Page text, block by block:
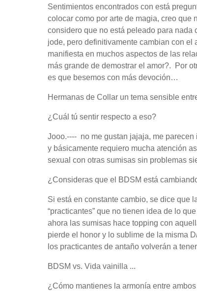
Sentimientos encontrados con está
colocar como por arte de magia, creo que
considero que no está peleado para nada
jode, pero definitivamente cambian con el
manifiesta en muchos aspectos de las
más grande de demostrar el amor?. Por
es que besemos con más devoción…
Hermanas de Collar un tema sensible
¿Cuál tú sentir respecto a eso?
Jooo.---- no me gustan jajaja, me
y básicamente requiero mucha atención
sexual con otras sumisas sin problemas
¿Consideras que el BDSM está
Si está en constante cambio, se dice que
“practicantes” que no tienen idea de lo
ahora las sumisas hace topping con
pierde el honor y lo sublime de la misma
los practicantes de antaño volverán a
BDSM vs. Vida vainilla ...
¿Cómo mantienes la armonía entre